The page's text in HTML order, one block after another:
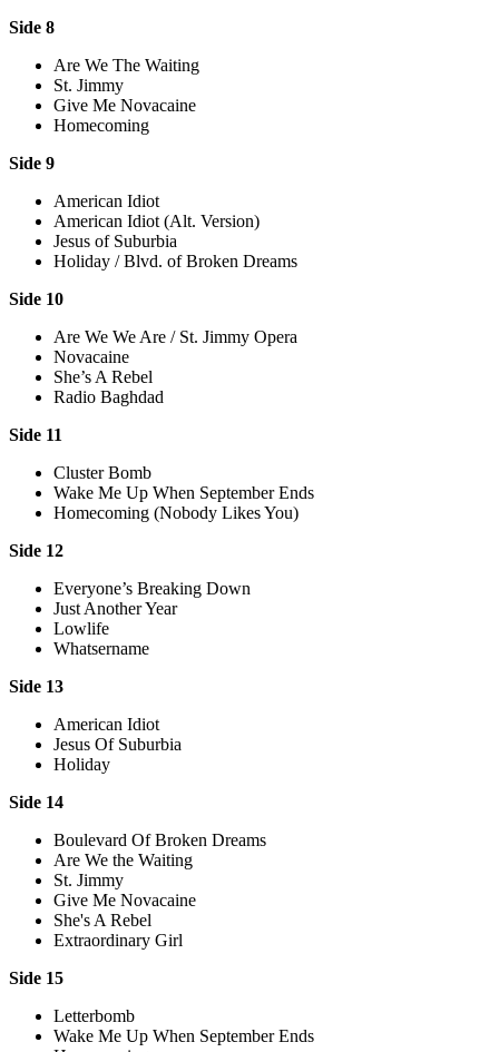
Side 8
Are We The Waiting
St. Jimmy
Give Me Novacaine
Homecoming
Side 9
American Idiot
American Idiot (Alt. Version)
Jesus of Suburbia
Holiday / Blvd. of Broken Dreams
Side 10
Are We We Are / St. Jimmy Opera
Novacaine
She’s A Rebel
Radio Baghdad
Side 11
Cluster Bomb
Wake Me Up When September Ends
Homecoming (Nobody Likes You)
Side 12
Everyone’s Breaking Down
Just Another Year
Lowlife
Whatsername
Side 13
American Idiot
Jesus Of Suburbia
Holiday
Side 14
Boulevard Of Broken Dreams
Are We the Waiting
St. Jimmy
Give Me Novacaine
She's A Rebel
Extraordinary Girl
Side 15
Letterbomb
Wake Me Up When September Ends